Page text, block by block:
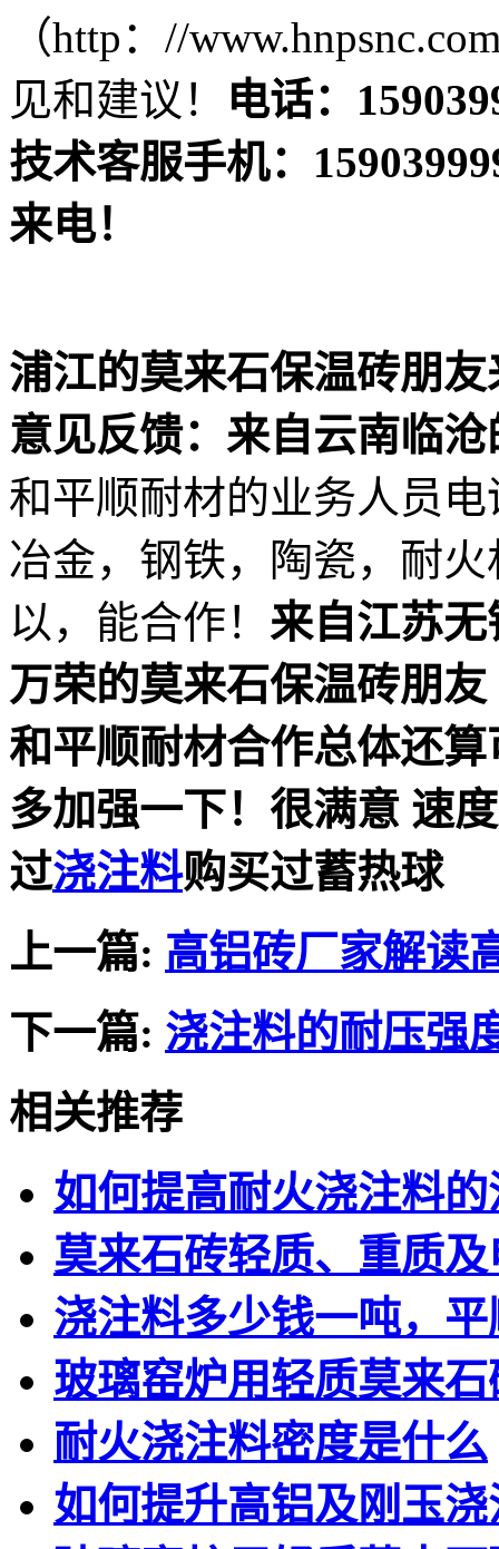
（http：//
见和建议！
电话：
技术客服手机：
来电！
浦江的莫来石保温砖朋
意见反馈： 来自云南临
和平顺耐材的业务人员
冶金，钢铁，陶瓷，耐
以，能合作！ 来自江苏
万荣的莫来石保温砖朋友
和平顺耐材合作总体还
多加强一下！很满意 速
过浇注料购买过蓄热球
上一篇: 高铝砖厂家解读
下一篇: 浇注料的耐压强
相关推荐
如何提高耐火浇注料
莫来石砖轻质、重质
浇注料多少钱一吨，
玻璃窑炉用轻质莫来
耐火浇注料密度是什么
如何提升高铝及刚玉